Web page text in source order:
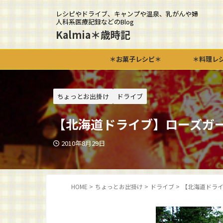
レシピやドライブ、キャンプや温泉、乳がんや婦
人科系医療記録などのBlog
Kalmia＊歳時記
＊お菓子レシピ＊ ＊料理レ
ちょっとお出掛け ドライブ
【北海道ドライブ】ローズガ
2010年8月29日
HOME > ちょっとお出掛け > ドライブ > 【北海道ドラ